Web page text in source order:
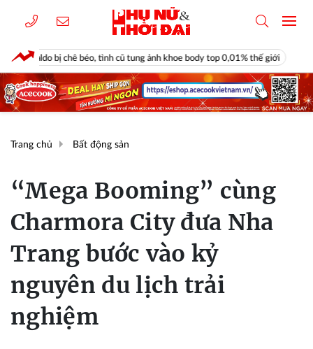
béo, tình cũ tung ảnh khoe body top 0,01% thế giới Vì sao chưa
Trang chủ Bất động sản
“Mega Booming” cùng
Charmora City đưa Nha
Trang bước vào kỷ
nguyên du lịch trải
nghiệm